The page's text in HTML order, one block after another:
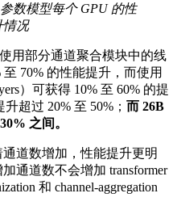
数模型每个 GPU 的性
情况
使用部分通道聚合模块中的线
至 70% 的性能提升，而使用
）可获得 10% 至 60% 的提
升超过 20% 至 50%； 而 26B
之间。
道数增加，性能提升更明
通道数不会增加 transformer
和 channel-aggregation